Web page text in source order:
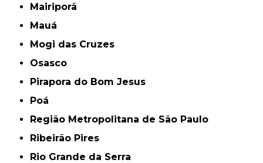
Mairiporã
Mauá
Mogi das Cruzes
Osasco
Pirapora do Bom Jesus
Poá
Região Metropolitana de São Paulo
Ribeirão Pires
Rio Grande da Serra